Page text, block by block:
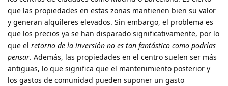
que las propiedades en estas zonas mantienen bien su valor
y generan alquileres elevados. Sin embargo, el problema es
que los precios ya se han disparado significativamente, por lo
que el retorno de la inversión no es tan fantástico como podrías
pensar. Además, las propiedades en el centro suelen ser más
antiguas, lo que significa que el mantenimiento posterior y
los gastos de comunidad pueden suponer un gasto